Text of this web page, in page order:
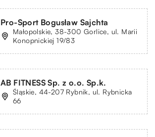
Pro-Sport Bogusław Sajchta
Małopolskie, 38-300 Gorlice, ul. Marii
Konopnickiej 19/83
AB FITNESS Sp. z o.o. Sp.k.
Śląskie, 44-207 Rybnik, ul. Rybnicka
66